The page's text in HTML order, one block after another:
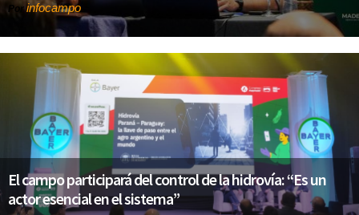
Porinfocampo
El campo participará del control de la hidrovía: “Es un
actor esencial en el sistema”